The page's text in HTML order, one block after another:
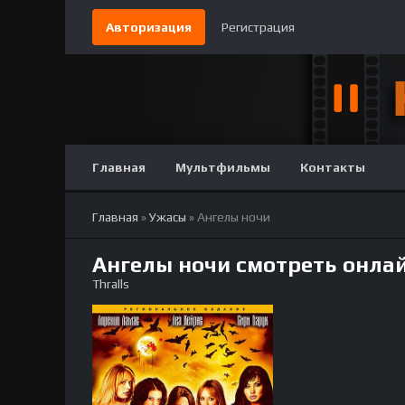
Авторизация Регистрация
Главная Мультфильмы Контакты
Главная »Ужасы » Ангелы ночи
Ангелы ночи смотреть
Thralls